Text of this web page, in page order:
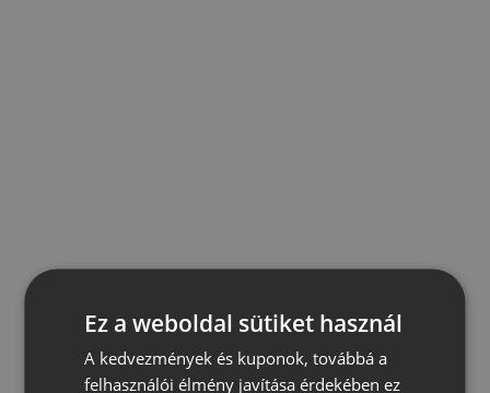
Ez a weboldal sütiket használ
A kedvezmények és kuponok, továbbá a
felhasználói élmény javítása érdekében ez